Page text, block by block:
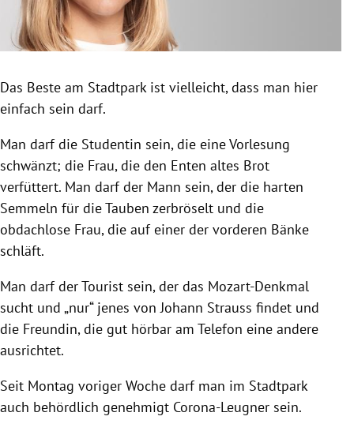
Untermenü
Untermenü
Das Beste am Stadtpark ist vielleicht, dass man hier
einfach sein darf.
Man darf die Studentin sein, die eine Vorlesung
schwänzt; die Frau, die den Enten altes Brot
verfüttert. Man darf der Mann sein, der die harten
Semmeln für die Tauben zerbröselt und die
obdachlose Frau, die auf einer der vorderen Bänke
schläft.
Man darf der Tourist sein, der das Mozart-Denkmal
sucht und „nur“ jenes von Johann Strauss findet und
die Freundin, die gut hörbar am Telefon eine andere
ausrichtet.
Seit Montag voriger Woche darf man im Stadtpark
auch behördlich genehmigt Corona-Leugner sein.